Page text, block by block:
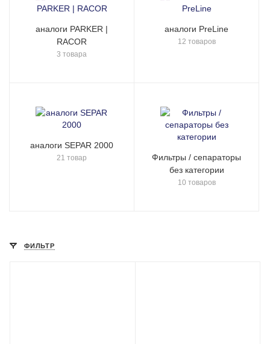
аналоги PARKER |
RACOR
3 товара
аналоги PreLine
12 товаров
аналоги SEPAR 2000
21 товар
Фильтры / сепараторы
без категории
10 товаров
ФИЛЬТР